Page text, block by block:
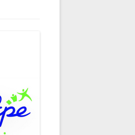
MERCI